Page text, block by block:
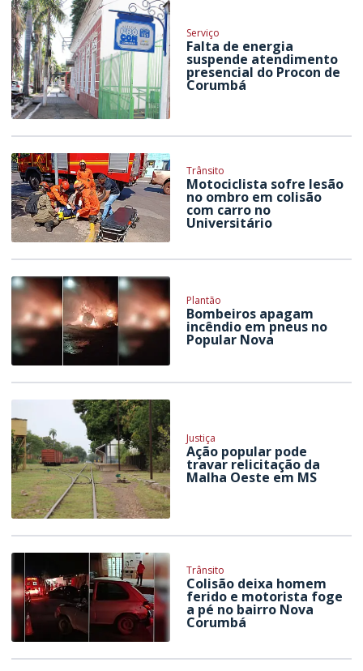
Serviço
Falta de energia
suspende atendimento
presencial do Procon de
Corumbá
Trânsito
Motociclista sofre lesão
no ombro em colisão
com carro no
Universitário
Plantão
Bombeiros apagam
incêndio em pneus no
Popular Nova
Justiça
Ação popular pode
travar relicitação da
Malha Oeste em MS
Trânsito
Colisão deixa homem
ferido e motorista foge
a pé no bairro Nova
Corumbá